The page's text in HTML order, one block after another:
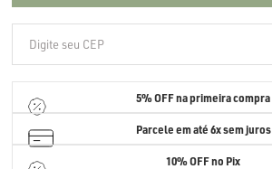
5% OFFna primeira compra
Parcele em até6x sem juros
10% OFF no Pix